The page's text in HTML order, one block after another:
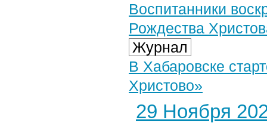
Воспитанники
Рождества
Журнал
В Хабаровске
Христово»
29 Ноября